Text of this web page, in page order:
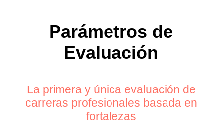
Parámetros de
Evaluación
La primera y única evaluación de
carreras profesionales basada en
fortalezas